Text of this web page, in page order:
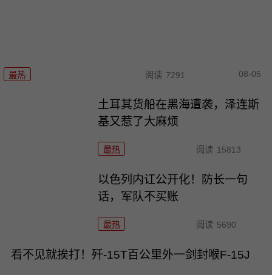
最热 阅读 7291 08-05
土耳其货船在黑海遭袭，泽连斯
基又惹了大麻烦
最热 阅读 15813
以色列内讧公开化！防长一句
话，军队不买账
最热 阅读 5690
看不见就挨打！歼-15T百公里外一剑封喉F-15J